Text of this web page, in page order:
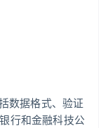
数据格式、验证
行和金融科技公